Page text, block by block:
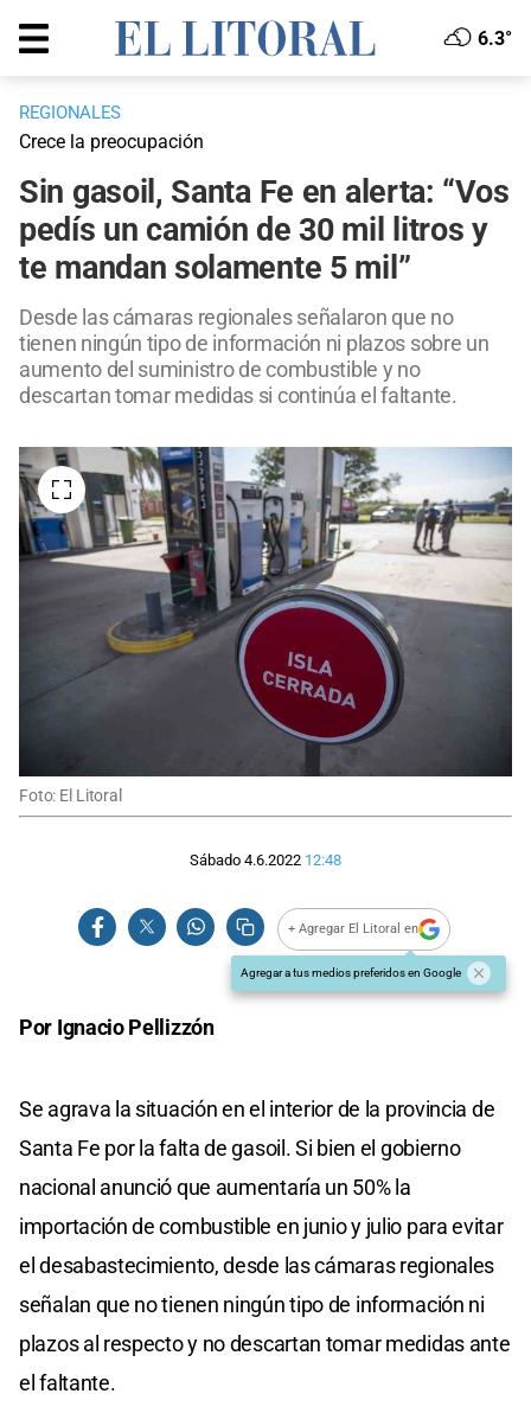
6.3°
REGIONALES
Crece la preocupación
Sin gasoil, Santa Fe en alerta: “Vos
pedís un camión de 30 mil litros y
te mandan solamente 5 mil”
Desde las cámaras regionales señalaron que no
tienen ningún tipo de información ni plazos sobre un
aumento del suministro de combustible y no
descartan tomar medidas si continúa el faltante.
Foto: El Litoral
Sábado 4.6.2022 12:48
+ Agregar El Litoral en
Agregar a tus medios preferidos en Google
Por Ignacio Pellizzón
Se agrava la situación en el interior de la provincia de
Santa Fe por la falta de gasoil. Si bien el gobierno
nacional anunció que aumentaría un 50% la
importación de combustible en junio y julio para evitar
el desabastecimiento, desde las cámaras regionales
señalan que no tienen ningún tipo de información ni
plazos al respecto y no descartan tomar medidas ante
el faltante.